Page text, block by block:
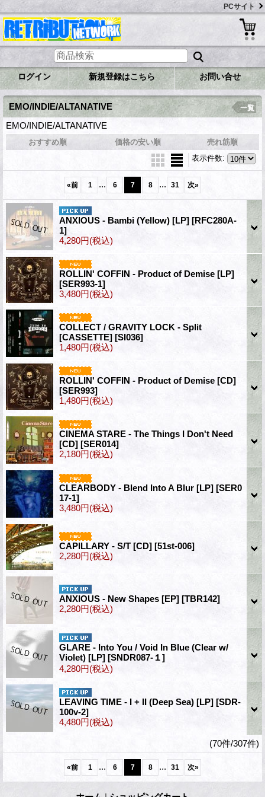
PCサイト
ログイン 新規登録はこちら お問い合せ
EMO/INDIE/ALTANATIVE
EMO/INDIE/ALTANATIVE
一覧
おすすめ順 価格の安い順
売れ筋順
表示件数:
«前 1 ... 6 7 8 ... 31 次»
ANXIOUS - Bambi (Yellow) [LP] [RFC280A-
1]
4,280円(税込)
ROLLIN' COFFIN - Product of Demise [LP]
[SER993-1]
3,480円(税込)
COLLECT / GRAVITY LOCK - Split
[CASSETTE] [SI036]
1,480円(税込)
ROLLIN' COFFIN - Product of Demise [CD]
[SER993]
1,480円(税込)
CINEMA STARE - The Things I Don't Need
[CD] [SER014]
2,180円(税込)
CLEARBODY - Blend Into A Blur [LP] [SER0
17-1]
3,480円(税込)
CAPILLARY - S/T [CD] [51st-006]
2,280円(税込)
ANXIOUS - New Shapes [EP] [TBR142]
2,280円(税込)
GLARE - Into You / Void In Blue (Clear w/
Violet) [LP] [SNDR087-１]
4,280円(税込)
LEAVING TIME - I + II (Deep Sea) [LP] [SDR-
100v-2]
4,480円(税込)
(70件/307件)
«前 1 ... 6 7 8 ... 31 次»